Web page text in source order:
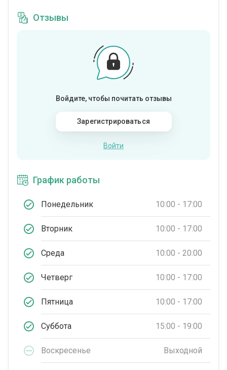
Отзывы
Войдите, чтобы почитать отзывы
Зарегистрироваться
Войти
График работы
Понедельник 10:00 - 17:00
Вторник 10:00 - 17:00
Среда 10:00 - 20:00
Четверг 10:00 - 17:00
Пятница 10:00 - 17:00
Суббота 15:00 - 19:00
Воскресенье Выходной